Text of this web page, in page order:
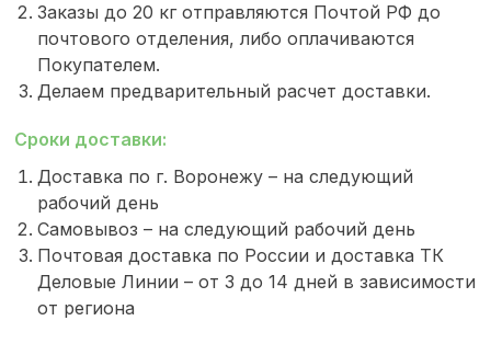
Заказы до 20 кг отправляются Почтой РФ до
почтового отделения, либо оплачиваются
Покупателем.
Делаем предварительный расчет доставки.
Сроки доставки:
Доставка по г. Воронежу – на следующий
рабочий день
Самовывоз – на следующий рабочий день
Почтовая доставка по России и доставка ТК
Деловые Линии – от 3 до 14 дней в зависимости
от региона